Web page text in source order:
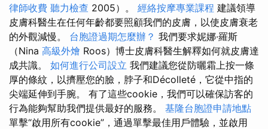
律師收費 聽力檢查 2005）。 經絡按摩專業課程 建議領導
皮膚科醫生在任何年齡都要照顧我們的皮膚，以使皮膚衰老
的外觀減慢。 台胞證過期怎麼辦？ 我們要求妮娜·羅斯
（Nina 高級外燴 Roos）博士皮膚科醫生解釋如何就皮膚達
成共識。 如何進行公司設立 我們建議您從防曬霜上按一條
厚的條紋，以擠壓您的臉，脖子和Décolleté，它從中指的
尖端延伸到手腕。 有了這些cookie，我們可以確保訪客的
行為能夠幫助我們提供最好的服務。 基隆台胞證申請地點
單擊“啟用所有cookie”，通過單擊最佳用戶體驗，並啟用